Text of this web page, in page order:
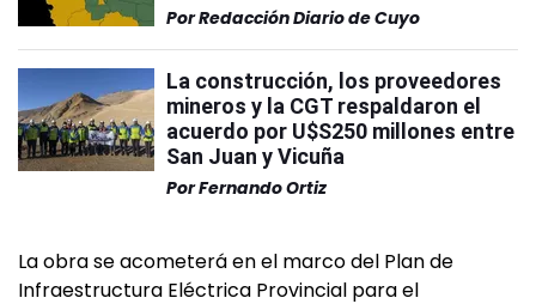
PorRedacción Diario de Cuyo
La construcción, los proveedores
mineros y la CGT respaldaron el
acuerdo por U$S250 millones entre
San Juan y Vicuña
PorFernando Ortiz
La obra se acometerá en el marco del Plan de
Infraestructura Eléctrica Provincial para el